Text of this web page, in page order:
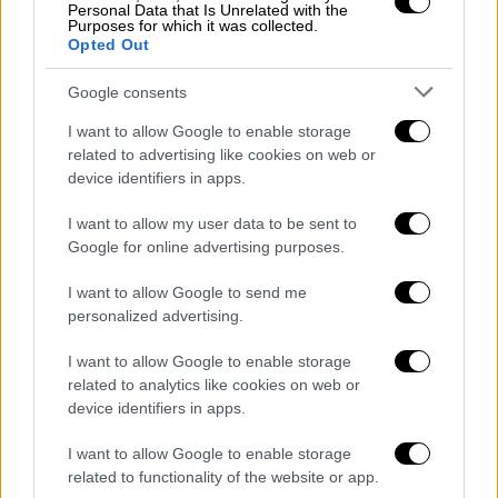
Personal Data that Is Unrelated with the
Purposes for which it was collected.
Opted Out
Google consents
I want to allow Google to enable storage
related to advertising like cookies on web or
device identifiers in apps.
I want to allow my user data to be sent to
Google for online advertising purposes.
I want to allow Google to send me
personalized advertising.
I want to allow Google to enable storage
related to analytics like cookies on web or
device identifiers in apps.
I want to allow Google to enable storage
related to functionality of the website or app.
δείξειςπώς θα μπορούσε να φαίνεται
σπίτι μετά από ανακαίνιση ή με διαφορετικά
έπιπλα», υποστηρίζουν ειδικοί της αγοράς.
Το κρίσιμο σημείο είναι οι εικόνες που
έχουνδημιουργηθεί ή τροποποιηθεί
σημαντικάμέσω υπολογιστή να
Το όριο ανάμεσα στη βελτίωση και
την παραπλάνηση
επαγγελματίες φωτογράφοι ακινήτων
λένε ότι συχνά δέχονται αιτήματα από
πωλητές πουθέλουν να αλλάξουν την
πραγματικότητα. «Μου έχουν ζητήσει να
αφαιρέσω σπίτια που βρίσκονται πίσω από
ένα ακίνητο ώστενα φαίνεται ότι είναι μόνο